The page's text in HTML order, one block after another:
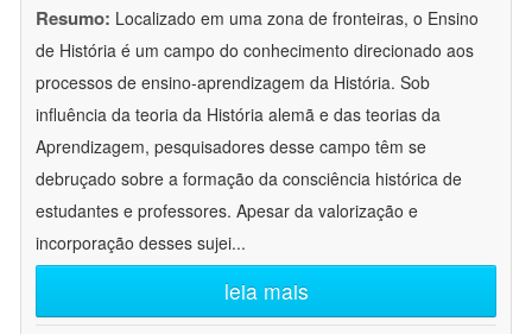
Resumo: Localizado em uma zona de fronteiras, o Ensino
de História é um campo do conhecimento direcionado aos
processos de ensino-aprendizagem da História. Sob
influência da teoria da História alemã e das teorias da
Aprendizagem, pesquisadores desse campo têm se
debruçado sobre a formação da consciência histórica de
estudantes e professores. Apesar da valorização e
incorporação desses sujei...
leia mais